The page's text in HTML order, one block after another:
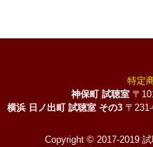
特定
神保町 試聴室 〒
横浜 日ノ出町 試聴室 その3 〒
Copyright © 2017-2019